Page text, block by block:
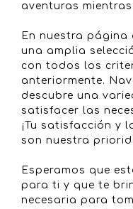
aventuras
En nuestra página
una amplia
con todos los
anteriormente.
descubre una
satisfacer las
¡Tu satisfacción y
son nuestra
Esperamos que
para ti y que te
necesaria para